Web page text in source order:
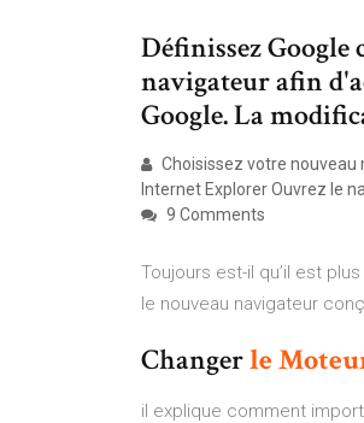
Définissez
navigateur afin
Google. La
Choisissez votre
Internet Explorer Ouvrez le
9 Comments
Toujours est-il qu’il est
le nouveau navigateur
Changerle
il explique comment